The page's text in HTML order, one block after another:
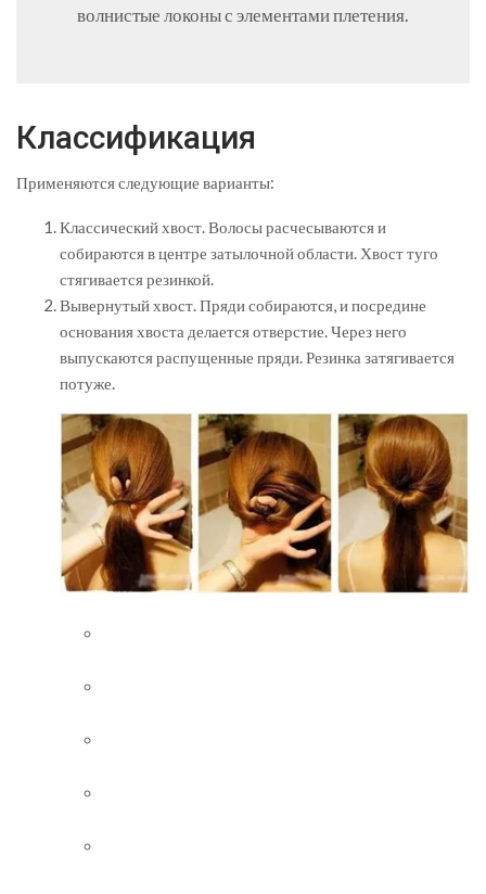
волнистые локоны с элементами плетения.
Классификация
Применяются следующие варианты:
Классический хвост. Волосы расчесываются и
собираются в центре затылочной области. Хвост туго
стягивается резинкой.
Вывернутый хвост. Пряди собираются, и посредине
основания хвоста делается отверстие. Через него
выпускаются распущенные пряди. Резинка затягивается
потуже.